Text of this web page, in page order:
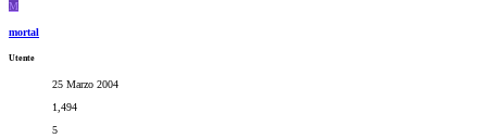
M
mortal
Utente
25 Marzo 2004
1,494
5